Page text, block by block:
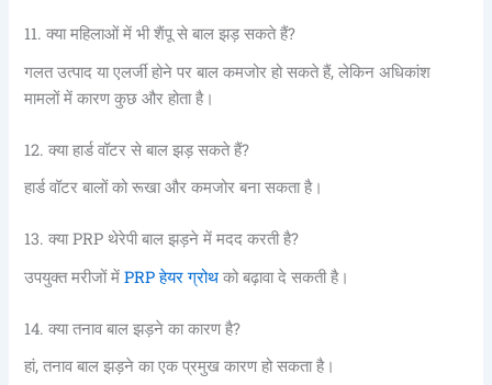
11. क्या महिलाओं में भी शैंपू से बाल झड़ सकते हैं?
गलत उत्पाद या एलर्जी होने पर बाल कमजोर हो सकते हैं, लेकिन अधिकांश
मामलों में कारण कुछ और होता है।
12. क्या हार्ड वॉटर से बाल झड़ सकते हैं?
हार्ड वॉटर बालों को रूखा और कमजोर बना सकता है।
13. क्या PRP थेरेपी बाल झड़ने में मदद करती है?
उपयुक्त मरीजों मेंPRP हेयर ग्रोथ को बढ़ावा दे सकती है।
14. क्या तनाव बाल झड़ने का कारण है?
हां, तनाव बाल झड़ने का एक प्रमुख कारण हो सकता है।